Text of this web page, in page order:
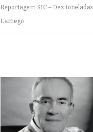
Reportagem SIC – Dez
Lamego